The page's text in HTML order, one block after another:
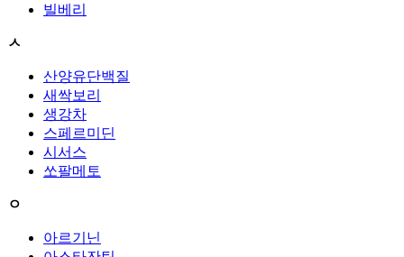
빌베리
ㅅ
산양유단백질
새싹보리
생강차
스페르미딘
시서스
쏘팔메토
ㅇ
아르기닌